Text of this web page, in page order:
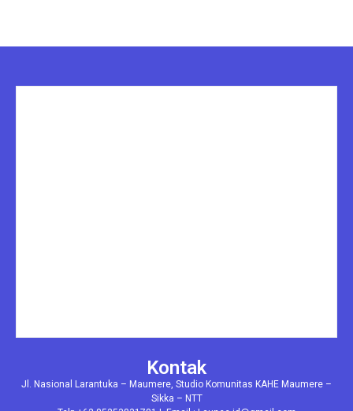
Kontak
Jl. Nasional Larantuka – Maumere, Studio Komunitas KAHE Maumere –
Sikka – NTT